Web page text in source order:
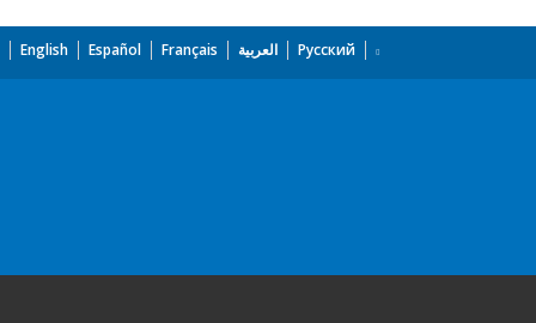
English Español Français العربية Русский